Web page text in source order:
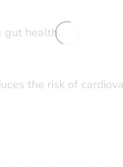
gut health.
the risk of